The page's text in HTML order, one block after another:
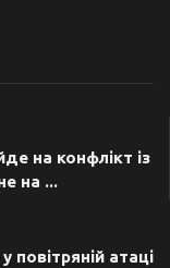
на конфлікт із
на ...
повітряній атаці